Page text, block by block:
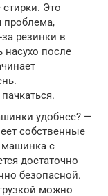
Это
проблема,
резинки в
насухо после
удобнее? —
собственные
с
достаточно
безопасной.
можно